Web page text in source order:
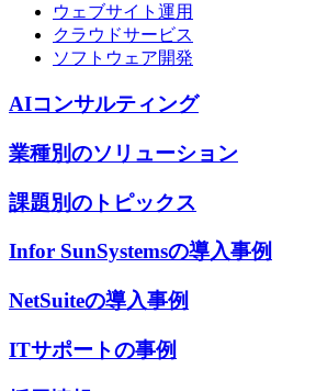
ウェブサイト運用
クラウドサービス
ソフトウェア開発
AIコンサルティング
業種別のソリューション
課題別のトピックス
Infor SunSystemsの導入事例
NetSuiteの導入事例
ITサポートの事例